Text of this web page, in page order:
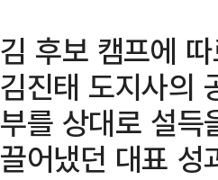
김 후보 캠프에
김진태 도지사의
부를 상대로 설
끌어냈던 대표 성